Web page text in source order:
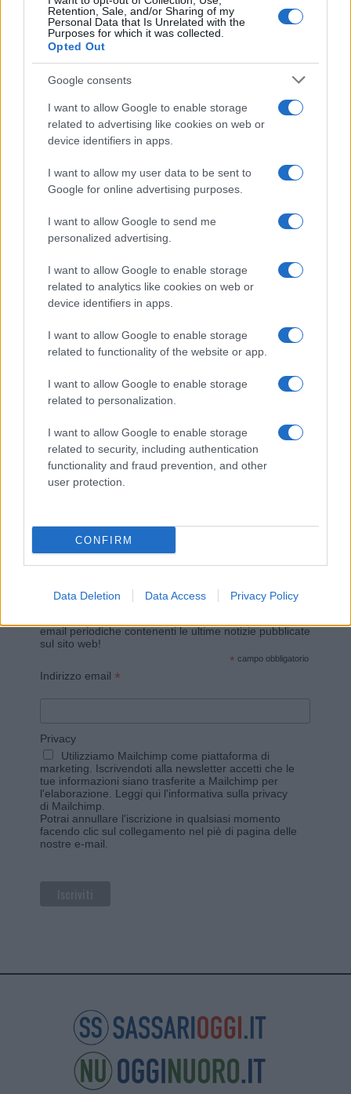
Retention, Sale, and/or Sharing of my
Personal Data that Is Unrelated with the
Purposes for which it was collected.
Opted Out
Google consents
I want to allow Google to enable storage
related to advertising like cookies on web or
device identifiers in apps.
I want to allow my user data to be sent to
Google for online advertising purposes.
I want to allow Google to send me
personalized advertising.
I want to allow Google to enable storage
related to analytics like cookies on web or
device identifiers in apps.
I want to allow Google to enable storage
related to functionality of the website or app.
I want to allow Google to enable storage
related to personalization.
I want to allow Google to enable storage
related to security, including authentication
functionality and fraud prevention, and other
user protection.
CONFIRM
Data Deletion Data Access Privacy Policy
Paolo Pinna
Martina Agostina Diturco
I nostri cari
I nostri cari
I nostri cari
Giovannimaria Cabras
Invia un Comunicato Stampa
Vuoi rimanere sempre aggiornato?
email periodiche contenenti le ultime notizie pubblicate
sul sito web!
* campo obbligatorio
Indirizzo email *
Privacy
Utilizziamo Mailchimp come piattaforma di
marketing. Iscrivendoti alla newsletter accetti che le
tue informazioni siano trasferite a Mailchimp per
l'elaborazione. Leggi qui l'informativa sulla privacy
di Mailchimp
Potrai annullare l'iscrizione in qualsiasi momento
facendo clic sul collegamento nel piè di pagina delle
nostre e-mail.